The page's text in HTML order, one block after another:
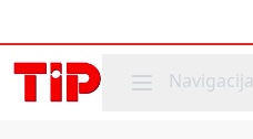
Mobile menu
Navigacija